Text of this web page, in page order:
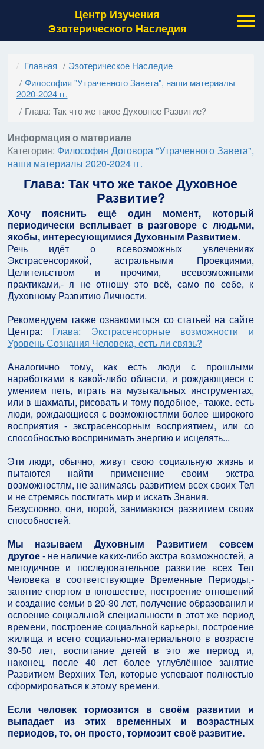
Центр Изучения
Эзотерического Наследия
Главная
Эзотерическое Наследие
Философия "Утраченного Завета", наши материалы
2020-2024 гг.
Глава: Так что же такое Духовное Развитие?
Информация о материале
Категория: Философия Договора "Утраченного Завета",
наши материалы 2020-2024 гг.
Глава: Так что же такое Духовное
Развитие?
Хочу пояснить ещё один момент, который
периодически всплывает в разговоре с людьми,
якобы, интересующимися Духовным Развитием.
Речь идёт о всевозможных увлечениях
Экстрасенсорикой, астральными Проекциями,
Целительством и прочими, всевозможными
практиками,- я не отношу это всё, само по себе, к
Духовному Развитию Личности.
Рекомендуем также ознакомиться со статьей на сайте
Центра: Глава: Экстрасенсорные возможности и
Уровень Сознания Человека, есть ли связь?
Аналогично тому, как есть люди с прошлыми
наработками в какой-либо области, и рождающиеся с
умением петь, играть на музыкальных инструментах,
или в шахматы, рисовать и тому подобное,- также. есть
люди, рождающиеся с возможностями более широкого
восприятия - экстрасенсорным восприятием, или со
способностью воспринимать энергию и исцелять...
Эти люди, обычно, живут свою социальную жизнь и
пытаются найти применение своим экстра
возможностям, не занимаясь развитием всех своих Тел
и не стремясь постигать мир и искать Знания.
Безусловно, они, порой, занимаются развитием своих
способностей.
Мы называем Духовным Развитием совсем
другое- не наличие каких-либо экстра возможностей, а
методичное и последовательное развитие всех Тел
Человека в соответствующие Временные Периоды,-
занятие спортом в юношестве, построение отношений
и создание семьи в 20-30 лет, получение образования и
освоение социальной специальности в этот же период
времени, построение социальной карьеры, построение
жилища и всего социально-материального в возрасте
30-50 лет, воспитание детей в это же период и,
наконец, после 40 лет более углублённое занятие
Развитием Верхних Тел, которые успевают полностью
сформироваться к этому времени.
Если человек тормозится в своём развитии и
выпадает из этих временных и возрастных
периодов, то, он просто, тормозит своё развитие.